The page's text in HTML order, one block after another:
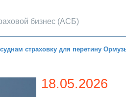
бизнес (АСБ)
страховку для перетину
18.05.2026